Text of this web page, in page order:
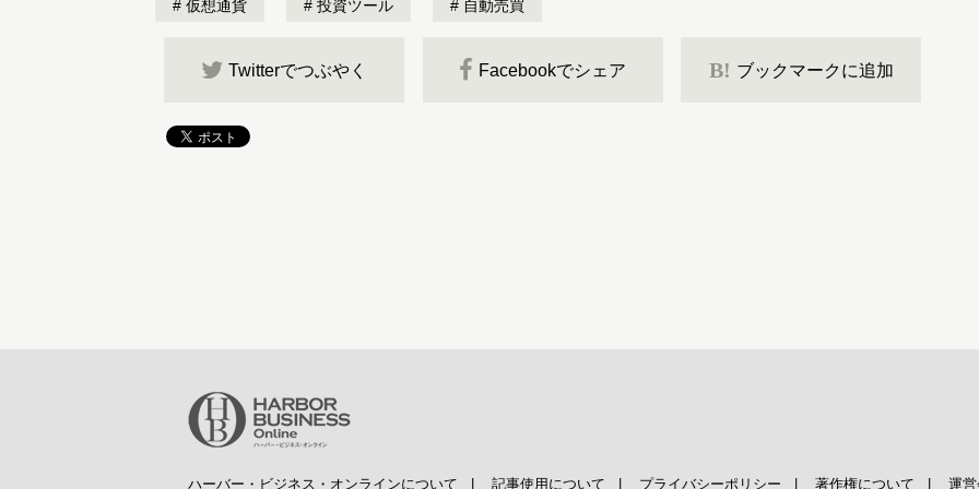
仮想通貨 投資ツール 自動売買
Twitterでつぶやく Facebookでシェア B! ブックマークに追加
ハーバー・ビジネス・オンラインについて 記事使用について プライバシーポリシー 著作権について 運